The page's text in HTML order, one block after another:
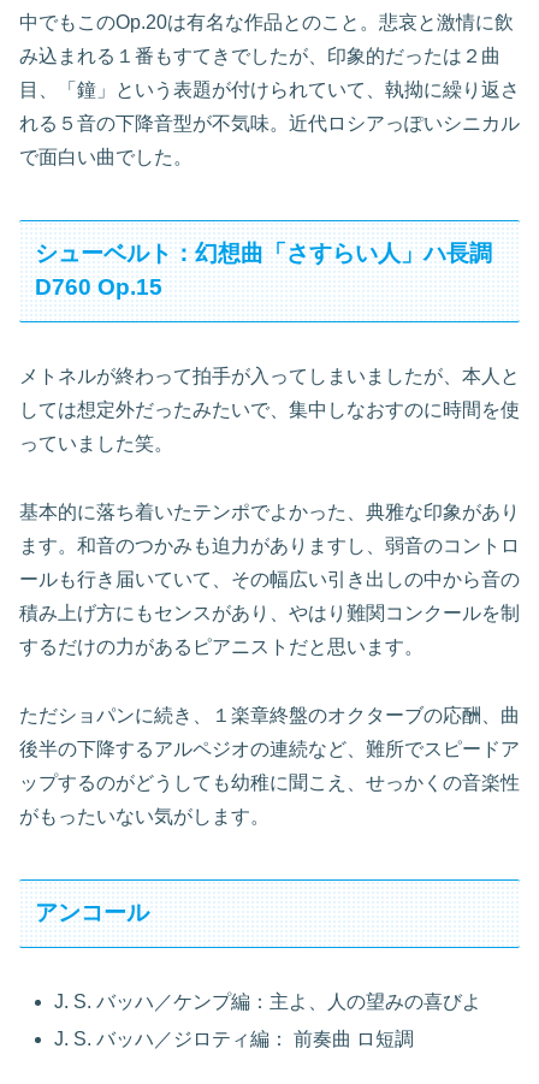
中でもこのOp.20は有名な作品とのこと。悲哀と激情に飲
み込まれる１番もすてきでしたが、印象的だったは２曲
目、「鐘」という表題が付けられていて、執拗に繰り返さ
れる５音の下降音型が不気味。近代ロシアっぽいシニカル
で面白い曲でした。
シューベルト：幻想曲「さすらい人」ハ長調
D760 Op.15
メトネルが終わって拍手が入ってしまいましたが、本人と
しては想定外だったみたいで、集中しなおすのに時間を使
っていました笑。
基本的に落ち着いたテンポでよかった、典雅な印象があり
ます。和音のつかみも迫力がありますし、弱音のコントロ
ールも行き届いていて、その幅広い引き出しの中から音の
積み上げ方にもセンスがあり、やはり難関コンクールを制
するだけの力があるピアニストだと思います。
ただショパンに続き、１楽章終盤のオクターブの応酬、曲
後半の下降するアルペジオの連続など、難所でスピードア
ップするのがどうしても幼稚に聞こえ、せっかくの音楽性
がもったいない気がします。
アンコール
J. S. バッハ／ケンプ編：主よ、人の望みの喜びよ
J. S. バッハ／ジロティ編： 前奏曲 ロ短調